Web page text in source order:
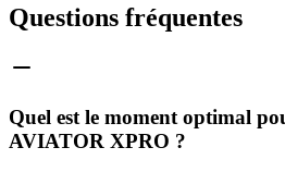
Questions fréquentes
Quel est le moment optimal
AVIATOR XPRO ?